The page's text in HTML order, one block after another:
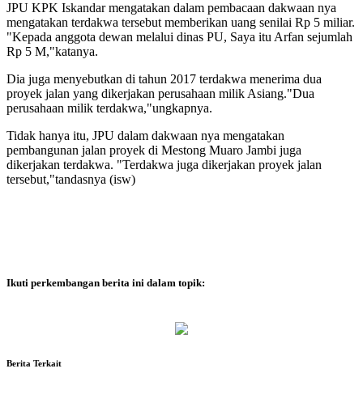
JPU KPK Iskandar mengatakan dalam pembacaan dakwaan nya
mengatakan terdakwa tersebut memberikan uang senilai Rp 5 miliar.
"Kepada anggota dewan melalui dinas PU, Saya itu Arfan sejumlah
Rp 5 M,"katanya.
Dia juga menyebutkan di tahun 2017 terdakwa menerima dua
proyek jalan yang dikerjakan perusahaan milik Asiang."Dua
perusahaan milik terdakwa,"ungkapnya.
Tidak hanya itu, JPU dalam dakwaan nya mengatakan
pembangunan jalan proyek di Mestong Muaro Jambi juga
dikerjakan terdakwa. "Terdakwa juga dikerjakan proyek jalan
tersebut,"tandasnya (isw)
Ikuti perkembangan berita ini dalam topik:
Berita Terkait